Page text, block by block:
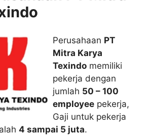
Perusahaan PT
Mitra Karya
Texindo memiliki
pekerja dengan
jumlah 50 – 100
employee pekerja,
Gaji untuk pekerja
4 sampai 5 juta.